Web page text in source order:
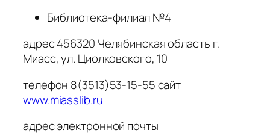
Библиотека-филиал №4
адрес 456320 Челябинская область г.
Миасс, ул. Циолковского, 10
телефон 8(3513)53-15-55 сайт
www.miasslib.ru
адрес электронной почты